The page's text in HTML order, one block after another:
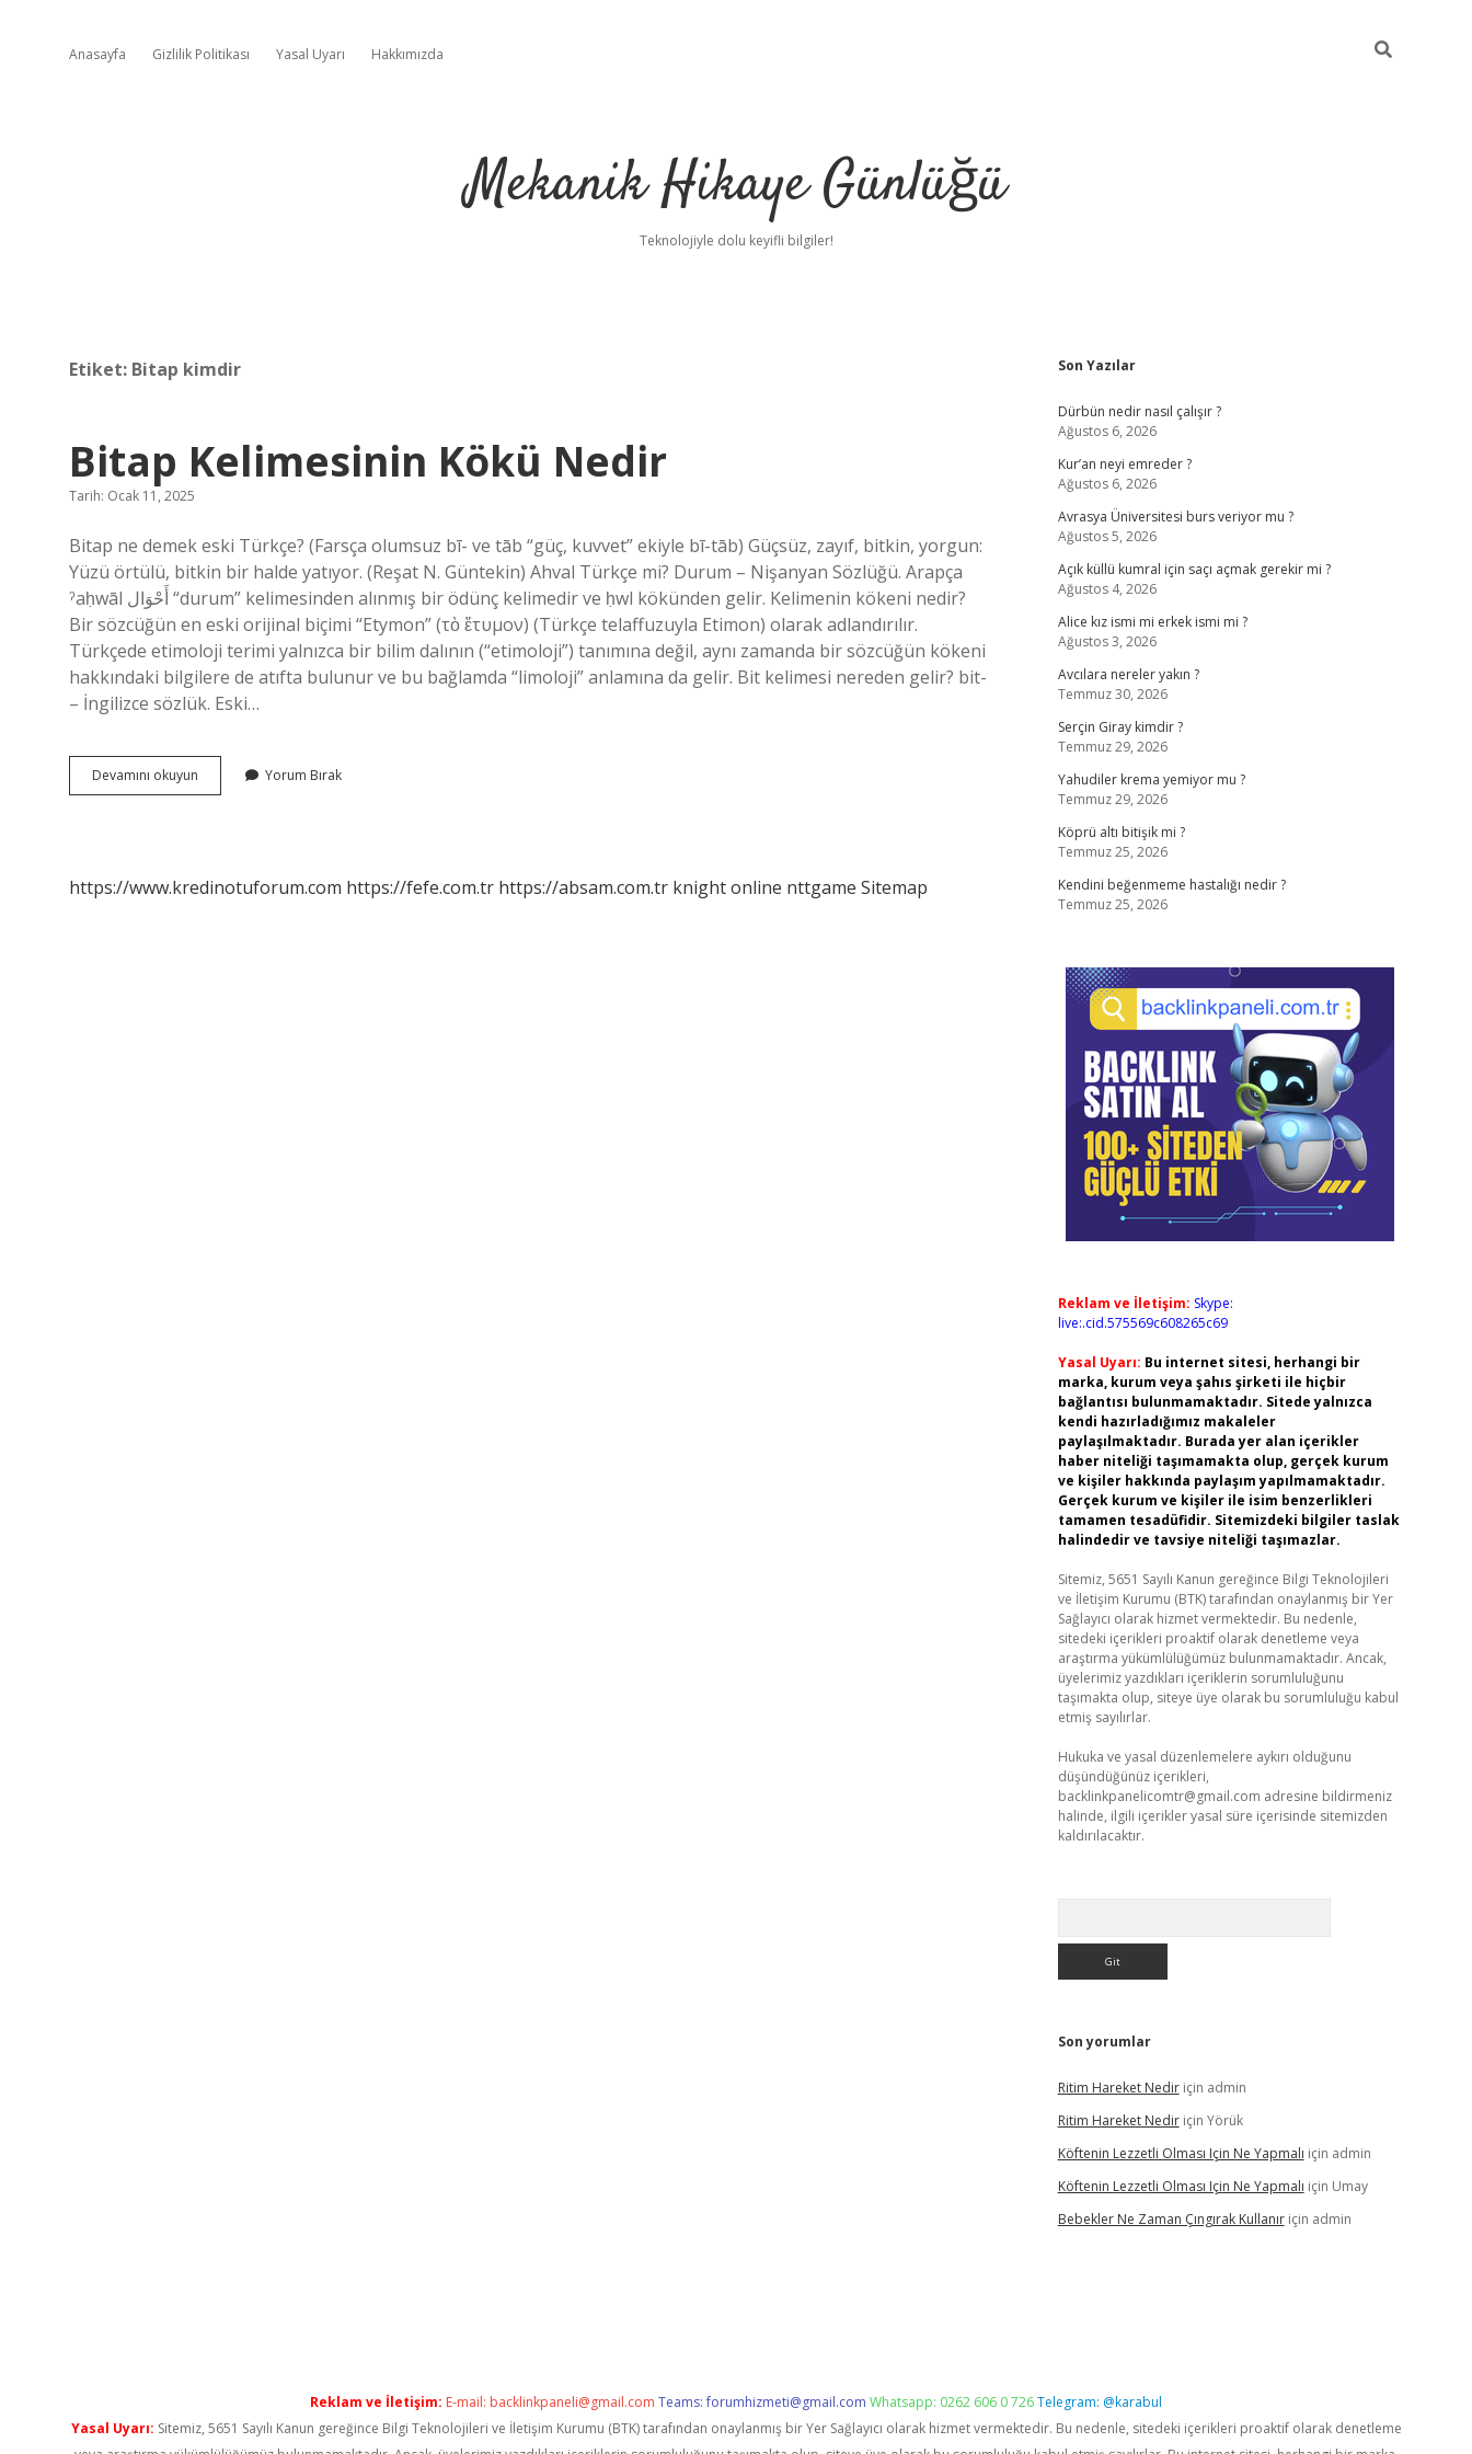
Anasayfa Gizlilik Politikası Yasal Uyarı Hakkımızda
Mekanik Hikaye Günlüğü
Teknolojiyle dolu keyifli bilgiler!
Etiket: Bitap kimdir
Bitap Kelimesinin Kökü Nedir
Tarih: Ocak 11, 2025
Bitap ne demek eski Türkçe? (Farsça olumsuz bī- ve tāb “güç, kuvvet” ekiyle bī-tāb) Güçsüz, zayıf, bitkin, yorgun:
Yüzü örtülü, bitkin bir halde yatıyor. (Reşat N. Güntekin) Ahval Türkçe mi? Durum – Nişanyan Sözlüğü. Arapça
ˀaḥwāl أَحْوَال “durum” kelimesinden alınmış bir ödünç kelimedir ve ḥwl kökünden gelir. Kelimenin kökeni nedir?
Bir sözcüğün en eski orijinal biçimi “Etymon” (τὸ ἔτυμον) (Türkçe telaffuzuyla Etimon) olarak adlandırılır.
Türkçede etimoloji terimi yalnızca bir bilim dalının (“etimoloji”) tanımına değil, aynı zamanda bir sözcüğün kökeni
hakkındaki bilgilere de atıfta bulunur ve bu bağlamda “limoloji” anlamına da gelir. Bit kelimesi nereden gelir? bit-
– İngilizce sözlük. Eski…
Devamını okuyun
Kelimesinin
Yorum Bırak
https://www.kredinotuforum.com https://fefe.com.tr https://absam.com.tr knight online nttgame Sitemap
Sidebar
Son Yazılar
Dürbün nedir nasıl çalışır ?
Ağustos 6, 2026
Kur’an neyi emreder ?
Ağustos 6, 2026
Avrasya Üniversitesi burs veriyor mu ?
Ağustos 5, 2026
Açık küllü kumral için saçı açmak gerekir mi ?
Ağustos 4, 2026
Alice kız ismi mi erkek ismi mi ?
Ağustos 3, 2026
Avcılara nereler yakın ?
Temmuz 30, 2026
Serçin Giray kimdir ?
Temmuz 29, 2026
Yahudiler krema yemiyor mu ?
Temmuz 29, 2026
Köprü altı bitişik mi ?
Temmuz 25, 2026
Kendini beğenmeme hastalığı nedir ?
Temmuz 25, 2026
Reklam ve İletişim: Skype:
live:.cid.575569c608265c69
Yasal Uyarı: Bu internet sitesi, herhangi bir
marka, kurum veya şahıs şirketi ile hiçbir
bağlantısı bulunmamaktadır. Sitede yalnızca
kendi hazırladığımız makaleler
paylaşılmaktadır. Burada yer alan içerikler
haber niteliği taşımamakta olup, gerçek kurum
ve kişiler hakkında paylaşım yapılmamaktadır.
Gerçek kurum ve kişiler ile isim benzerlikleri
tamamen tesadüfidir. Sitemizdeki bilgiler taslak
halindedir ve tavsiye niteliği taşımazlar.
Sitemiz, 5651 Sayılı Kanun gereğince Bilgi Teknolojileri
ve İletişim Kurumu (BTK) tarafından onaylanmış bir Yer
Sağlayıcı olarak hizmet vermektedir. Bu nedenle,
sitedeki içerikleri proaktif olarak denetleme veya
araştırma yükümlülüğümüz bulunmamaktadır. Ancak,
üyelerimiz yazdıkları içeriklerin sorumluluğunu
taşımakta olup, siteye üye olarak bu sorumluluğu kabul
etmiş sayılırlar.
Hukuka ve yasal düzenlemelere aykırı olduğunu
düşündüğünüz içerikleri,
backlinkpanelicomtr@gmail.com adresine bildirmeniz
halinde, ilgili içerikler yasal süre içerisinde sitemizden
kaldırılacaktır.
Son yorumlar
Ritim Hareket Nediriçin admin
Ritim Hareket Nediriçin Yörük
Köftenin Lezzetli Olması Için Ne Yapmalı için admin
Köftenin Lezzetli Olması Için Ne Yapmalı için Umay
Bebekler Ne Zaman Çıngırak Kullanıriçin admin
Reklam ve İletişim: E-mail: backlinkpaneli@gmail.com Teams:forumhizmeti@gmail.com Whatsapp: 0262 606 0 726Telegram: @karabul
Yasal Uyarı: Sitemiz, 5651 Sayılı Kanun gereğince Bilgi Teknolojileri ve İletişim Kurumu (BTK) tarafından onaylanmış bir Yer Sağlayıcı olarak hizmet vermektedir. Bu nedenle, sitedeki içerikleri proaktif olarak denetleme